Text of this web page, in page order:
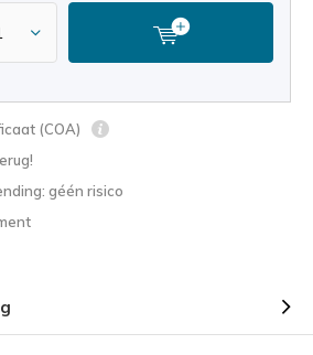
(COA)
géén risico